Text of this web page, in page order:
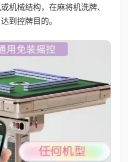
机械结构，在麻将机洗牌、
到控牌目的。